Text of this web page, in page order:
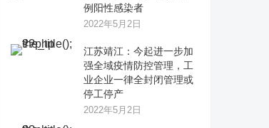
例阳性感染者
2022年5月2日
江苏靖江：今起进一步加
强全域疫情防控管理，工
业企业一律全封闭管理或
停工停产
2022年5月2日